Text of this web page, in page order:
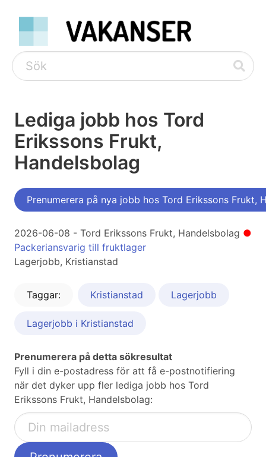
Lediga jobb hos Tord
Erikssons Frukt,
Handelsbolag
Prenumerera på nya jobb hos Tord Erikssons Frukt,
●
2026-06-08 - Tord Erikssons Frukt, Handelsbolag
Packeriansvarig till fruktlager
Lagerjobb, Kristianstad
Taggar: Kristianstad Lagerjobb
Lagerjobb i Kristianstad
Prenumerera på detta sökresultat
Fyll i din e-postadress för att få e-postnotifiering
när det dyker upp fler lediga jobb hos Tord
Erikssons Frukt, Handelsbolag: